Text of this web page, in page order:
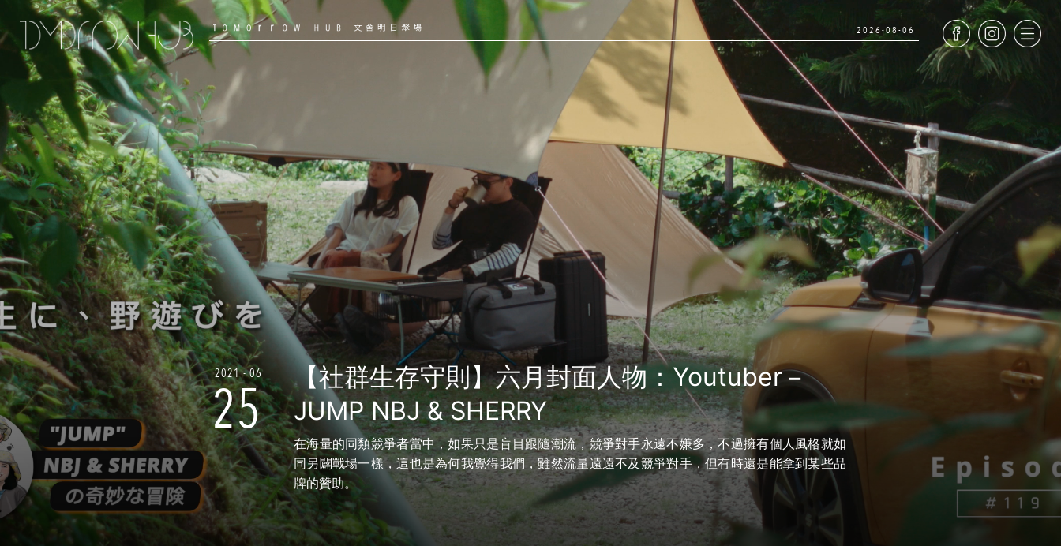
2026-08-06
2021 - 06
25
【社群生存守則】六月封面人物：Youtuber－
JUMP NBJ & SHERRY
在海量的同類競爭者當中，如果只是盲目跟隨潮流，競爭對手永遠不嫌多，不過擁有個人風格就如
同另闢戰場一樣，這也是為何我覺得我們，雖然流量遠遠不及競爭對手，但有時還是能拿到某些品
牌的贊助。